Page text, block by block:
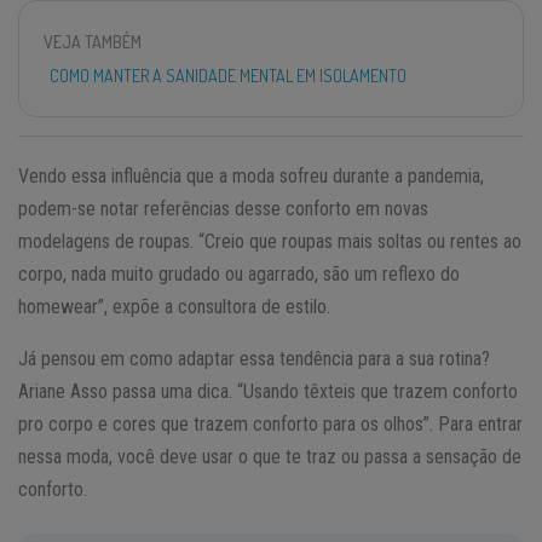
VEJA TAMBÉM
COMO MANTER A SANIDADE MENTAL EM ISOLAMENTO
Vendo essa influência que a moda sofreu durante a pandemia,
podem-se notar referências desse conforto em novas
modelagens de roupas. “Creio que roupas mais soltas ou rentes ao
corpo, nada muito grudado ou agarrado, são um reflexo do
homewear”, expõe a consultora de estilo.
Já pensou em como adaptar essa tendência para a sua rotina?
Ariane Asso passa uma dica. “Usando têxteis que trazem conforto
pro corpo e cores que trazem conforto para os olhos”. Para entrar
nessa moda, você deve usar o que te traz ou passa a sensação de
conforto.